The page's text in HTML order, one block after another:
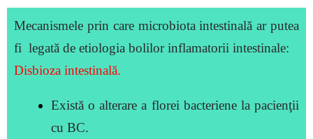
Mecanismele prin care microbiota intestinală ar putea
fi legată de etiologia bolilor inflamatorii intestinale:
Disbioza intestinală.
Există o alterare a florei bacteriene la pacienţii
cu BC.